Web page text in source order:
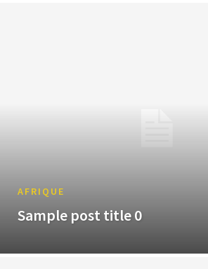
AFRIQUE
Sample post title 0